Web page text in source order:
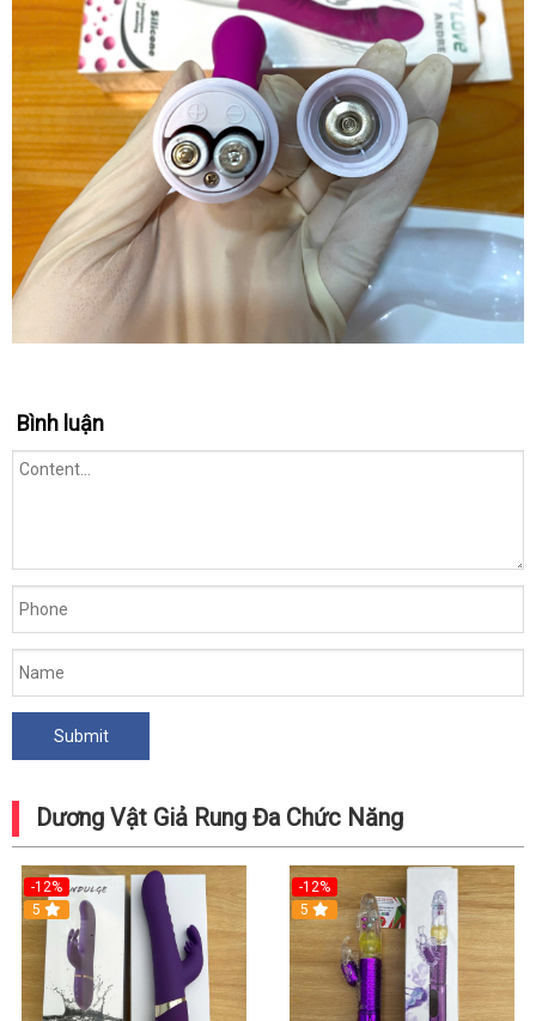
Bình luận
Dương Vật Giả Rung Đa Chức Năng
-12%
5
-12%
5